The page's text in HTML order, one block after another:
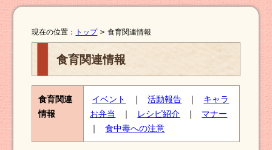
現在の位置： トップ > 食育関連情報
食育関連情報
食育関連
情報
イベント ｜ 活動報告 ｜
キャラ
お弁当
｜ レシピ紹介 ｜
マナー
｜
食中毒への注意